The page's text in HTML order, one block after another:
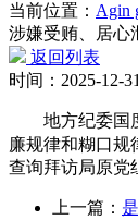
当前位置： Agin
涉嫌受贿、居心
返回列表
时间：2025-12-
地方纪委国度
廉规律和糊口规
查询拜访局原党
上一篇：